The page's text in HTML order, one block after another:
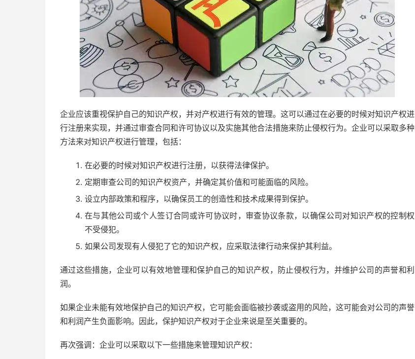
企业应该重视保护自己的知识产权，并对产权进行有效的管理。这可以通过在必要的时候对知识产权进
行注册来实现，并通过审查合同和许可协议以及实施其他合法措施来防止侵权行为。企业可以采取多种
方法来对知识产权进行管理，包括：
在必要的时候对知识产权进行注册，以获得法律保护。
定期审查公司的知识产权资产，并确定其价值和可能面临的风险。
设立内部政策和程序，以确保员工的创造性和技术成果得到保护。
在与其他公司或个人签订合同或许可协议时，审查协议条款，以确保公司对知识产权的控制权
不受侵犯。
如果公司发现有人侵犯了它的知识产权，应采取法律行动来保护其利益。
通过这些措施，企业可以有效地管理和保护自己的知识产权，防止侵权行为，并维护公司的声誉和利
润。
如果企业未能有效地保护自己的知识产权，它可能会面临被抄袭或盗用的风险，这可能会对公司的声誉
和利润产生负面影响。因此，保护知识产权对于企业来说是至关重要的。
再次强调：企业可以采取以下一些措施来管理知识产权：